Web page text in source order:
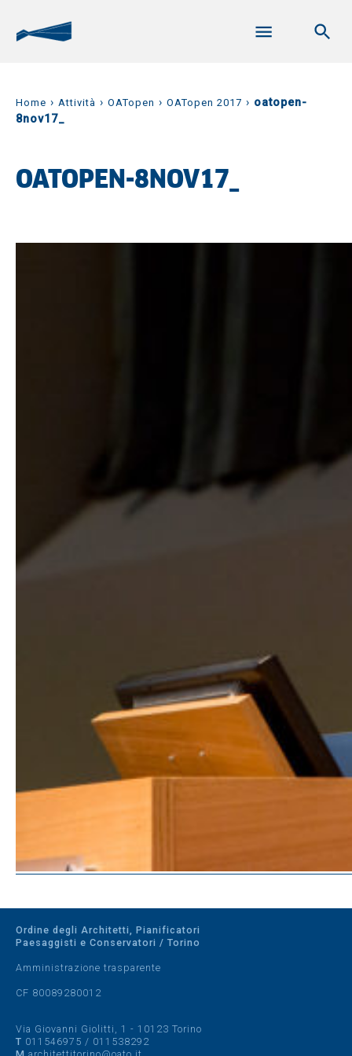
Home › Attività › OATopen › OATopen 2017 › oatopen-
8nov17_
OATOPEN-8NOV17_
Ordine degli Architetti, Pianificatori
Paesaggisti e Conservatori / Torino
Amministrazione trasparente
CF 80089280012
Via Giovanni Giolitti, 1 - 10123 Torino
T 011546975 / 011538292